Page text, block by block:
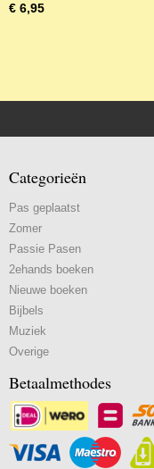
€ 6,95
Categorieën
Pas geplaatst
Zomer
Passie Pasen
2ehands boeken
Nieuwe boeken
Bijbels
Muziek
Overige
Betaalmethodes